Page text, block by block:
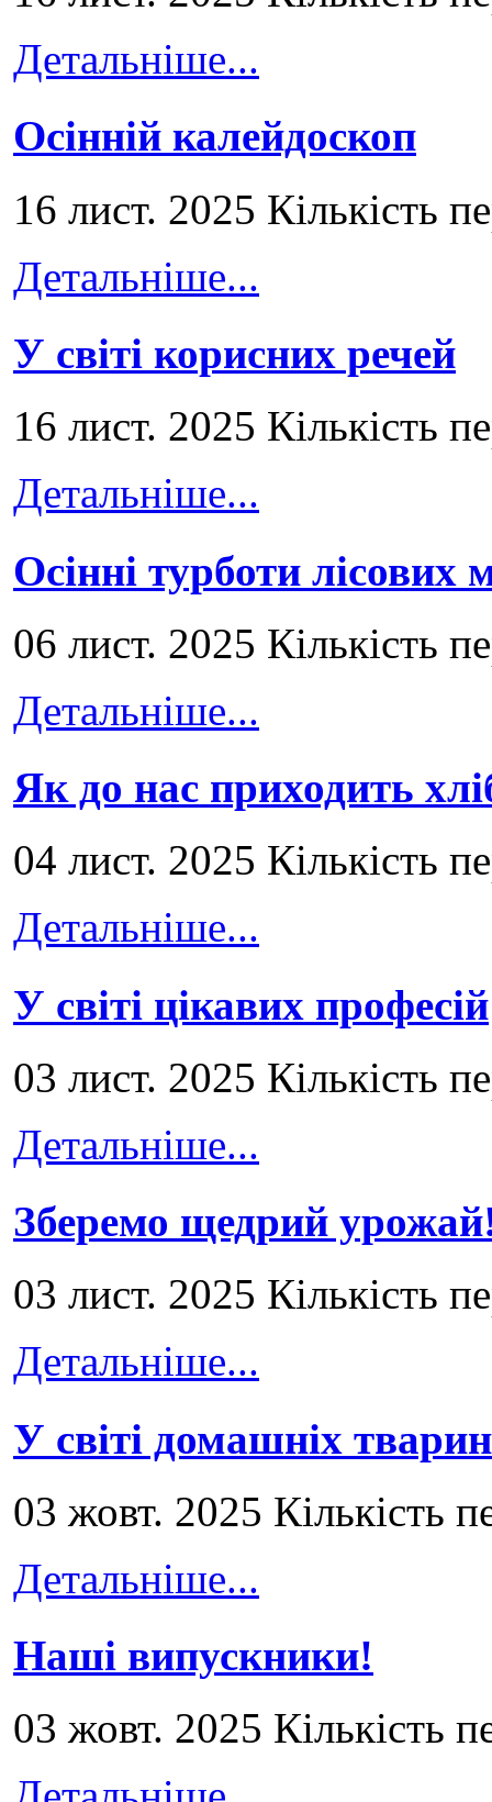
Детальніше...
Осінній калейдоскоп
16 лист. 2025 Кількість
Детальніше...
У світі корисних речей
16 лист. 2025 Кількість
Детальніше...
Осінні турботи лісових
06 лист. 2025 Кількість
Детальніше...
Як до нас приходить
04 лист. 2025 Кількість
Детальніше...
У світі цікавих професій
03 лист. 2025 Кількість
Детальніше...
Зберемо щедрий
03 лист. 2025 Кількість
Детальніше...
У світі домашніх тварин
03 жовт. 2025 Кількість
Детальніше...
Наші випускники!
03 жовт. 2025 Кількість